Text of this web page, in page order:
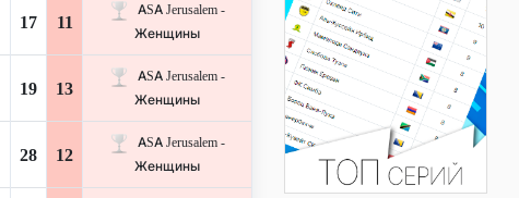
17 11
ASA Jerusalem -
Женщины
19 13
ASA Jerusalem -
Женщины
28 12
ASA Jerusalem -
Женщины